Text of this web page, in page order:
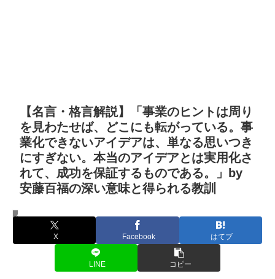
【名言・格言解説】「事業のヒントは周り
を見わたせば、どこにも転がっている。事
業化できないアイデアは、単なる思いつき
にすぎない。本当のアイデアとは実用化さ
れて、成功を保証するものである。」by
安藤百福の深い意味と得られる教訓
名言・格言
X Facebook はてブ
LINE コピー